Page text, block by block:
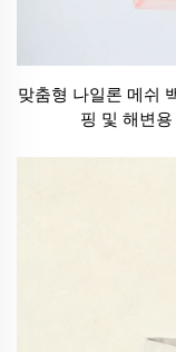
맞춤형 나일론 메쉬
핑 및 해변